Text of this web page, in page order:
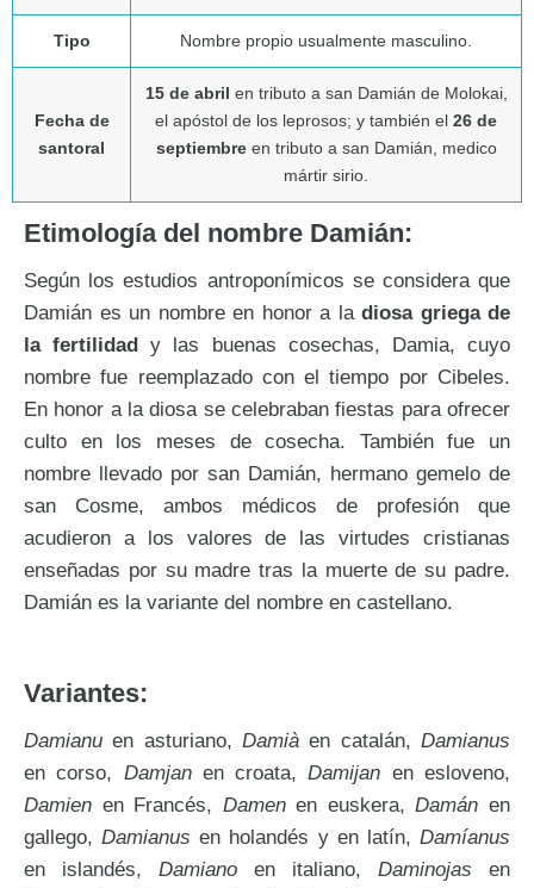
Tipo Nombre propio usualmente masculino.
Fecha de
santoral
15 de abril en tributo a san Damián de Molokai,
el apóstol de los leprosos; y también el 26 de
septiembreen tributo a san Damián, medico
mártir sirio.
Etimología del nombre Damián:
Según los estudios antroponímicos se considera que
Damián es un nombre en honor a la diosa griega de
la fertilidad y las buenas cosechas, Damia, cuyo
nombre fue reemplazado con el tiempo por Cibeles.
En honor a la diosa se celebraban fiestas para ofrecer
culto en los meses de cosecha. También fue un
nombre llevado por san Damián, hermano gemelo de
san Cosme, ambos médicos de profesión que
acudieron a los valores de las virtudes cristianas
enseñadas por su madre tras la muerte de su padre.
Damián es la variante del nombre en castellano.
Variantes:
Damianu en asturiano, Damià en catalán, Damianus
en corso, Damjanen croata,Damijan en esloveno,
Damien en Francés, Damenen euskera,Damán en
gallego,Damianus en holandés y en latín,Damíanus
en islandés, Damiano en italiano, Daminojas en